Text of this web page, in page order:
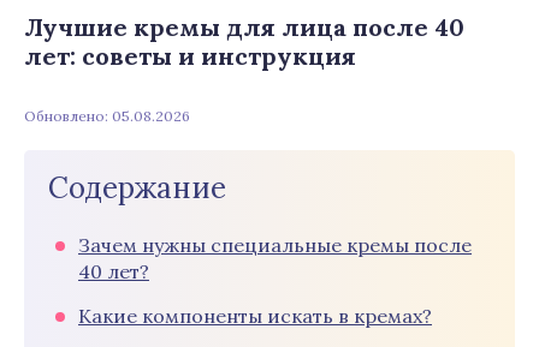
Лучшие кремы для лица после 40
лет: советы и инструкция
Обновлено: 05.08.2026
Содержание
Зачем нужны специальные кремы после
40 лет?
Какие компоненты искать в кремах?